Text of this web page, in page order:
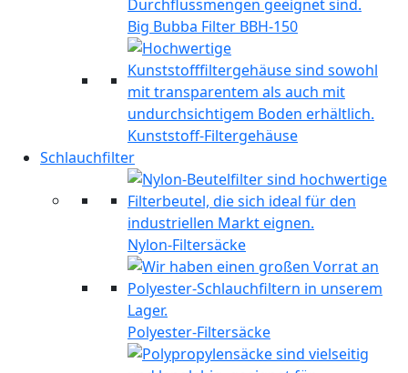
Big Bubba Filter BBH-150
Kunststoff-Filtergehäuse
Schlauchfilter
Nylon-Filtersäcke
Polyester-Filtersäcke